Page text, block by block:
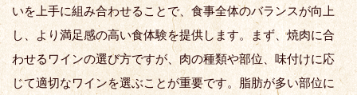
いを上手に組み合わせることで、食事全体のバランスが向上
し、より満足感の高い食体験を提供します。まず、焼肉に合
わせるワインの選び方ですが、肉の種類や部位、味付けに応
じて適切なワインを選ぶことが重要です。脂肪が多い部位に